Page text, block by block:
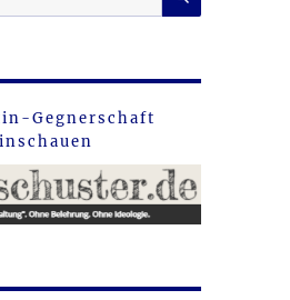
Gegnerschaft